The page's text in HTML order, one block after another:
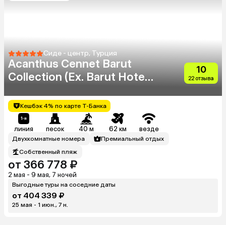
Сиде - центр, Турция
Acanthus Cennet Barut
Collection (Ex. Barut Hotels
10
22 отзыва
Кешбэк 4% по карте Т-Банка
линия песок 40 м 62 км везде
Двухкомнатные номера
Премиальный отдых
Собственный пляж
от 366 778 ₽
2 мая - 9 мая, 7 ночей
Выгодные туры на соседние даты
от 404 339 ₽
25 мая - 1 июн., 7 н.